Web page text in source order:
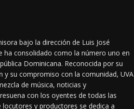
bajo la dirección de Luis José
ha consolidado como la número uno en
Dominicana. Reconocida por su
y su compromiso con la comunidad, UVA
de música, noticias y
con los oyentes de todas las
locutores y productores se dedica a